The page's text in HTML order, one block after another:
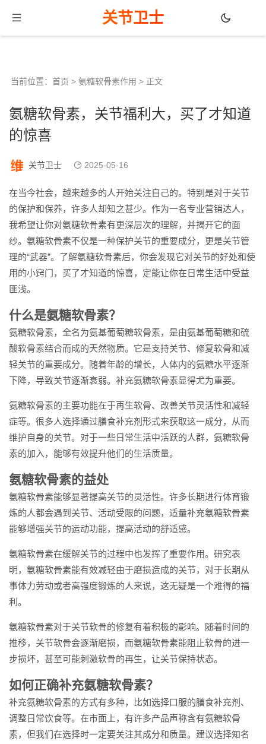
关节卫士
当前位置： 首页 > 氨糖软骨素作用 > 正文
氨糖软骨素，关节福利大，买了才知道
的惊喜
关节卫士 2025-05-16
在当今社会，越来越多的人开始关注自己的。特别是对于关节
的保护和保养，许多人却知之甚少。作为一名专业营销达人，
我希望让你对氨糖软骨素有更深层次的理解，并揭开它的面
纱。氨糖软骨素不仅是一种保护关节的重要成分，更是关节管
理的“武器”。了解氨糖软骨素后，你会发现它对关节的好处和使
用的小窍门，买了才知道的惊喜，定能让你在日常生活中受益
匪浅。
什么是氨糖软骨素？
氨糖软骨素，全名为氨基葡萄糖软骨素，是由氨基葡萄糖和硫
酸软骨素结合而成的天然物质。它是支持关节、修复软骨和减
轻关节的重要成分。随着年龄的增长，人体内的氨糖水平逐渐
下降，导致关节逐渐衰弱。补充氨糖软骨素显得尤为重要。
氨糖软骨素的主要功能在于再生软骨、改善关节灵活性和减轻
症等。很多人选择通过膳食补充剂形式来获取这一成分，从而
维护自身的关节。对于一些日常生活中活跃的人群，氨糖软骨
素的加入，能够有效提升他们的生活质量。
氨糖软骨素的益处
氨糖软骨素能够显著提高关节的灵活性。许多长期进行体育锻
炼的人都会遇到关节、活动受限的问题，适量补充氨糖软骨素
能够增强关节的运动功能，提高活动的舒适感。
氨糖软骨素在缓解关节的过程中也发挥了重要作用。研究表
明，氨糖软骨素能有效减轻由于磨损造成的关节，对于长期从
事体力劳动或者高强度锻炼的人来说，这无疑是一个难得的福
利。
氨糖软骨素对于关节软骨的修复有着积极的影响。随着时间的
推移，关节软骨会逐渐磨损，而氨糖软骨素能阻止软骨的进一
步损坏，甚至可能刺激软骨的再生，让关节保持状态。
如何正确补充氨糖软骨素？
补充氨糖软骨素的方式有多种，比如选择口服的膳食补充剂、
调整日常饮食等。在市面上，有许多产品声称含有氨糖软骨
素，但我们在选择时一定要关注其成分和质量。建议选择知名